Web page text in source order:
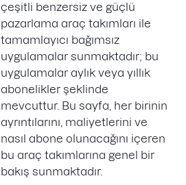
çeşitli benzersiz ve güçlü
pazarlama araç takımları ile
tamamlayıcı bağımsız
uygulamalar sunmaktadır; bu
uygulamalar aylık veya yıllık
abonelikler şeklinde
mevcuttur. Bu sayfa, her birinin
ayrıntılarını, maliyetlerini ve
nasıl abone olunacağını içeren
bu araç takımlarına genel bir
bakış sunmaktadır.